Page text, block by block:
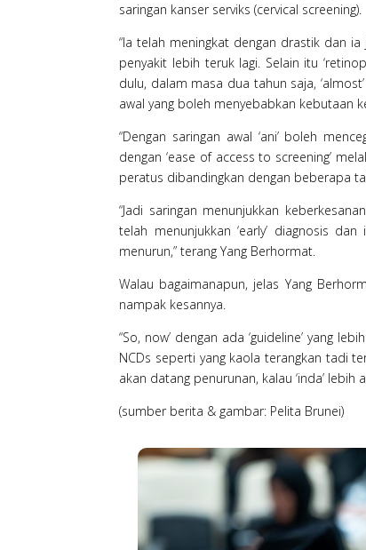
saringan kanser serviks (cervical screening).
“Ia telah meningkat dengan drastik dan
penyakit lebih teruk lagi. Selain itu
dulu, dalam masa dua tahun saja,
awal yang boleh menyebabkan kebutaan
“Dengan saringan awal ‘ani’ boleh
dengan ‘ease of access to screening’
peratus dibandingkan dengan beberapa
“Jadi saringan menunjukkan
telah menunjukkan ‘early’ diagnosis
menurun,” terang Yang Berhormat.
Walau bagaimanapun, jelas Yang
nampak kesannya.
“So, now’ dengan ada ‘guideline’ yang
NCDs seperti yang kaola terangkan tadi
akan datang penurunan, kalau ‘inda’ lebih
(sumber berita & gambar: Pelita Brunei)